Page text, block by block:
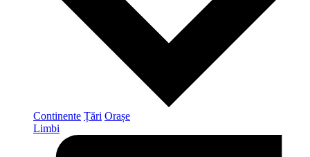
Continente Țări Orașe
Limbi